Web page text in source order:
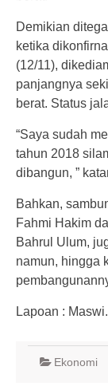
Demikian
ketika
(12/11),
panjangnya
berat. Status
“Saya sudah
tahun 2018
dibangun, ”
Bahkan,
Fahmi Hakim
Bahrul Ulum,
namun, hingga
Lapoan : Maswi.
Ekonomi